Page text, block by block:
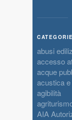
CATEGORIE
abusi
accesso
acque
acustica
agibilità
AIA